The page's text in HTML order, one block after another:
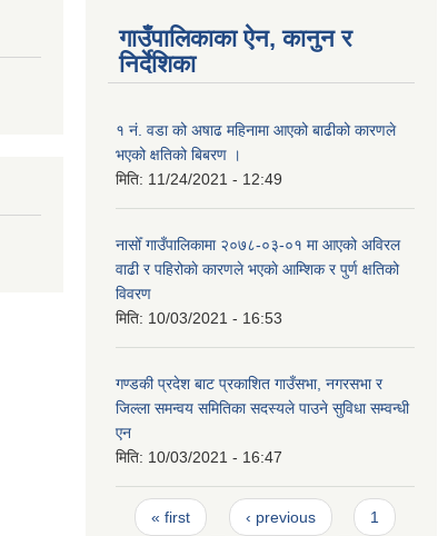
गाउँपालिकाका ऐन, कानुन र
निर्देशिका
१ नं. वडा को अषाढ महिनामा आएको बाढीको कारणले
भएको क्षतिको बिबरण ।
मिति: 11/24/2021 - 12:49
नासोँ गाउँपालिकामा २०७८-०३-०१ मा आएको अविरल
वाढी र पहिरोकाे कारणले भएकाे आम्शिक र पुर्ण क्षतिको
विवरण
मिति: 10/03/2021 - 16:53
गण्डकी प्रदेश बाट प्रकाशित गाउँसभा, नगरसभा र
जिल्ला समन्वय समितिका सदस्यले पाउने सुविधा सम्वन्धी
एन
मिति: 10/03/2021 - 16:47
Pages
« first ‹ previous 1